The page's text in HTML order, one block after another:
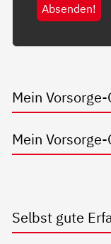
Absenden!
Mein
Mein
Selbst gute